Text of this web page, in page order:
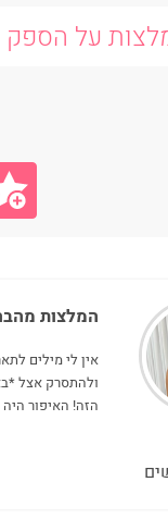
על הספק
המלצות
אין לי מילים
ולהתסרק אצל
הזה! האיפור